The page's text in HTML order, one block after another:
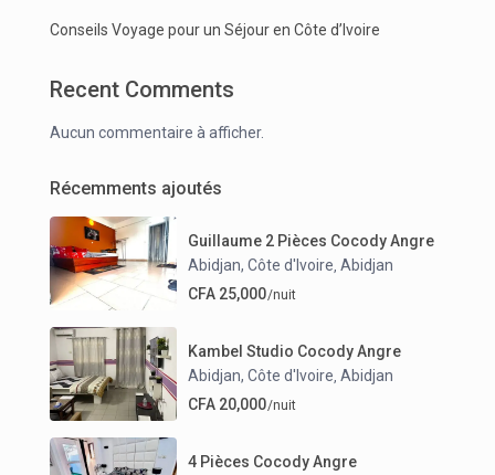
Conseils Voyage pour un Séjour en Côte d’Ivoire
Recent Comments
Aucun commentaire à afficher.
Récemments ajoutés
Guillaume 2 Pièces Cocody Angre
Abidjan, Côte d'Ivoire ,Abidjan
CFA 25,000/nuit
Kambel Studio Cocody Angre
Abidjan, Côte d'Ivoire ,Abidjan
CFA 20,000/nuit
4 Pièces Cocody Angre